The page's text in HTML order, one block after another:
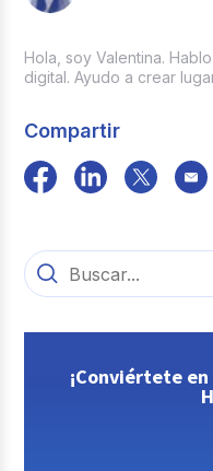
Hola, soy Valentina.
digital. Ayudo a crear
Compartir
¡Conviértete